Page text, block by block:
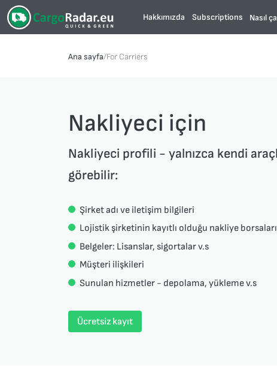
Hakkımızda Subscriptions Nasıl
Ana sayfa/For Carriers
Nakliyeci için
Nakliyeci profili - yalnızca kendi
görebilir:
Şirket adı ve iletişim bilgileri
Lojistik şirketinin kayıtlı olduğu nakliye borsaları
Belgeler: Lisanslar, sigortalar v.s
Müşteri ilişkileri
Sunulan hizmetler - depolama, yükleme v.s
Ücretsiz kayıt